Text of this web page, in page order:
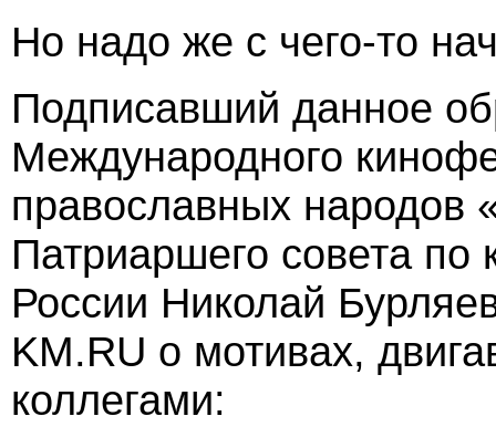
Но надо же с чего-то
Подписавший данное
Международного
православных народов
Патриаршего совета по
России Николай
KM.RU о мотивах,
коллегами: